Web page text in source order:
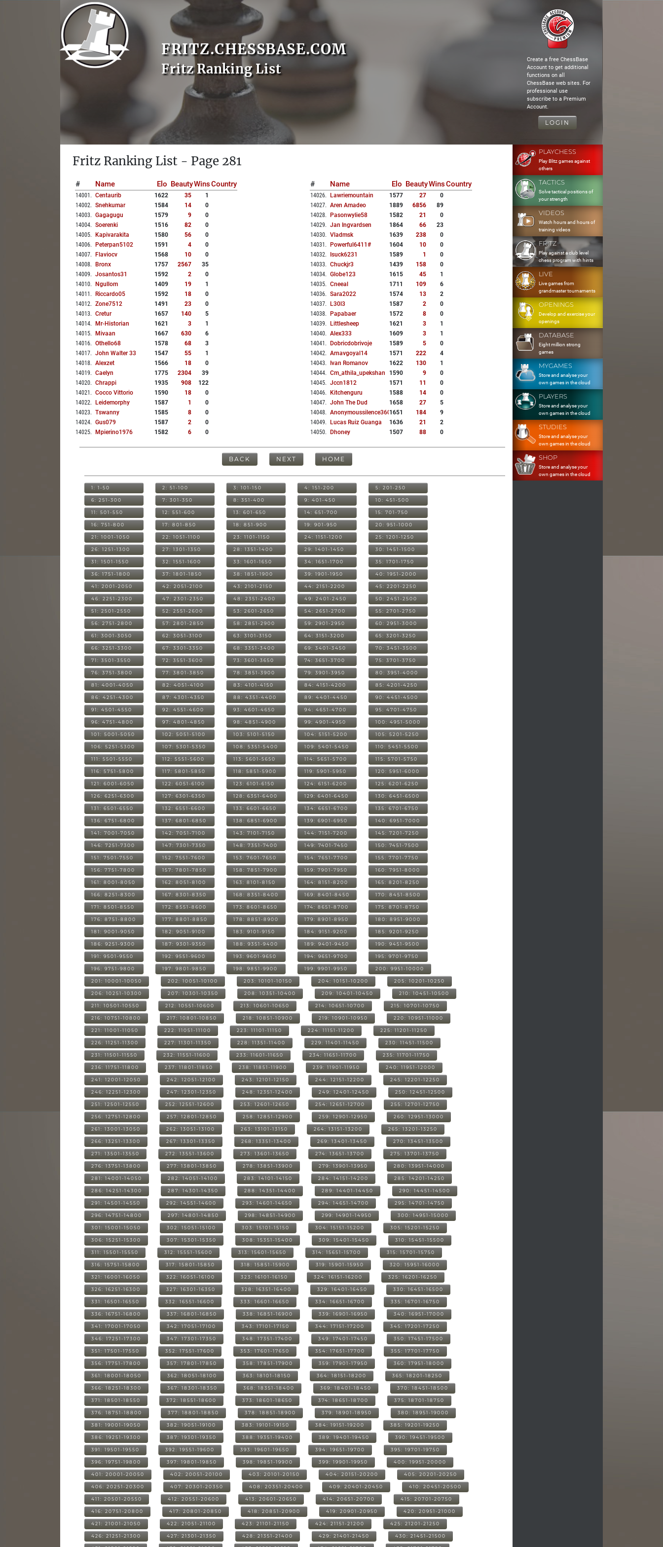
FRITZ.CHESSBASE.COM
Fritz Ranking List
Create a free ChessBase
Account to get additional
functions on all
ChessBase web sites. For
professional use
subscribe to a Premium
Account.
LOGIN
Fritz Ranking List - Page 281
# Name Elo BeautyWinsCountry
14001 . Centaurib 1622 35
1
14002. Snehkumar 1584 14
0
14003. Gagagugu 1579 9
0
14004. Soerenki 1516 82
0
14005. Kapivarakita 1580 56
0
14006. Peterpan5102 1591 4
0
14007. Flaviocv 1568 10
0
14008. Bronx 1757 2567
35
14009. Josantos31 1592 2
0
14010. Ngullom 1409 19
1
14011 . Riccardo05 1592 18
0
14012. Zone7512 1491 23
0
14013. Cretur 1657 140
5
14014. Mr-Historian 1621 3
1
14015. Mivaan 1667 630
6
14016. Othello68 1578 68
3
14017. John Walter 33 1547 55
1
14018. Alexzet 1566 18
0
14019. Caelyn 1775 2304
39
14020. Chrappi 1935 908
122
14021 . Cocco Vittorio 1590 18
0
14022. Leidemorphy 1587 1
0
14023. Tswanny 1585 8
0
14024. Gus079 1587 2
0
14025. Mpierino1976 1582 6 0
# Name Elo BeautyWinsCountry
14026. Lawriemountain 1577 27
0
14027. Aren Amadeo 1889 6856
89
14028. Pasonwylie58 1582 21
0
14029. Jan Ingvardsen 1864 66
23
14030. Vladmsk 1639 238
0
14031 . Powerful6411# 1604 10
0
14032. Isuck6231 1589 1
0
14033. Chuckjr3 1439 158
0
14034. Globe123 1615 45
1
14035. Cneeal 1711 109
6
14036. Sara2022 1574 13
2
14037. L30l3 1587 2
0
14038. Papabaer 1572 8
0
14039. Littlesheep 1621 3
1
14040. Alex333 1609 3
1
14041 . Dobricdobrivoje 1589 5
0
14042. Arnavgoyal14 1571 222
4
14043. Ivan Romanov 1622 130
1
14044. Cm_athila_upekshan 1590 9
0
14045. Jccn1812 1571 11
0
14046. Kitchenguru 1588 14
0
14047. John The Dud 1658 27
5
14048. Anonymoussilence36031651 184
9
14049. Lucas Ruiz Guanga 1636 21
2
14050. Dhoney 1507 88 0
BACK NEXT HOME
1: 1-50 2: 51-100 3: 101-150 4: 151-200 5: 201-250
6: 251-300 7: 301-350 8: 351-400 9: 401-450 10: 451-500
11: 501-550 12: 551-600 13: 601-650 14: 651-700 15: 701-750
16: 751-800 17: 801-850 18: 851-900 19: 901-950 20: 951-1000
21: 1001-1050 22: 1051-1100 23: 1101-1150 24: 1151-1200 25: 1201-1250
26: 1251-1300 27: 1301-1350 28: 1351-1400 29: 1401-1450 30: 1451-1500
31: 1501-1550 32: 1551-1600 33: 1601-1650 34: 1651-1700 35: 1701-1750
36: 1751-1800 37: 1801-1850 38: 1851-1900 39: 1901-1950 40: 1951-2000
41: 2001-2050 42: 2051-2100 43: 2101-2150 44: 2151-2200 45: 2201-2250
46: 2251-2300 47: 2301-2350 48: 2351-2400 49: 2401-2450 50: 2451-2500
51: 2501-2550 52: 2551-2600 53: 2601-2650 54: 2651-2700 55: 2701-2750
56: 2751-2800 57: 2801-2850 58: 2851-2900 59: 2901-2950 60: 2951-3000
61: 3001-3050 62: 3051-3100 63: 3101-3150 64: 3151-3200 65: 3201-3250
66: 3251-3300 67: 3301-3350 68: 3351-3400 69: 3401-3450 70: 3451-3500
71: 3501-3550 72: 3551-3600 73: 3601-3650 74: 3651-3700 75: 3701-3750
76: 3751-3800 77: 3801-3850 78: 3851-3900 79: 3901-3950 80: 3951-4000
81: 4001-4050 82: 4051-4100 83: 4101-4150 84: 4151-4200 85: 4201-4250
86: 4251-4300 87: 4301-4350 88: 4351-4400 89: 4401-4450 90: 4451-4500
91: 4501-4550 92: 4551-4600 93: 4601-4650 94: 4651-4700 95: 4701-4750
96: 4751-4800 97: 4801-4850 98: 4851-4900 99: 4901-4950 100: 4951-5000
101: 5001-5050 102: 5051-5100 103: 5101-5150 104: 5151-5200 105: 5201-5250
106: 5251-5300 107: 5301-5350 108: 5351-5400 109: 5401-5450 110: 5451-5500
111: 5501-5550 112: 5551-5600 113: 5601-5650 114: 5651-5700 115: 5701-5750
116: 5751-5800 117: 5801-5850 118: 5851-5900 119: 5901-5950 120: 5951-6000
121: 6001-6050 122: 6051-6100 123: 6101-6150 124: 6151-6200 125: 6201-6250
126: 6251-6300 127: 6301-6350 128: 6351-6400 129: 6401-6450 130: 6451-6500
131: 6501-6550 132: 6551-6600 133: 6601-6650 134: 6651-6700 135: 6701-6750
136: 6751-6800 137: 6801-6850 138: 6851-6900 139: 6901-6950 140: 6951-7000
141: 7001-7050 142: 7051-7100 143: 7101-7150 144: 7151-7200 145: 7201-7250
146: 7251-7300 147: 7301-7350 148: 7351-7400 149: 7401-7450 150: 7451-7500
151: 7501-7550 152: 7551-7600 153: 7601-7650 154: 7651-7700 155: 7701-7750
156: 7751-7800 157: 7801-7850 158: 7851-7900 159: 7901-7950 160: 7951-8000
161: 8001-8050 162: 8051-8100 163: 8101-8150 164: 8151-8200 165: 8201-8250
166: 8251-8300 167: 8301-8350 168: 8351-8400 169: 8401-8450 170: 8451-8500
171: 8501-8550 172: 8551-8600 173: 8601-8650 174: 8651-8700 175: 8701-8750
176: 8751-8800 177: 8801-8850 178: 8851-8900 179: 8901-8950 180: 8951-9000
181: 9001-9050 182: 9051-9100 183: 9101-9150 184: 9151-9200 185: 9201-9250
186: 9251-9300 187: 9301-9350 188: 9351-9400 189: 9401-9450 190: 9451-9500
191: 9501-9550 192: 9551-9600 193: 9601-9650 194: 9651-9700 195: 9701-9750
196: 9751-9800 197: 9801-9850 198: 9851-9900 199: 9901-9950 200: 9951-10000
201: 10001-10050 202: 10051-10100 203: 10101-10150 204: 10151-10200 205: 10201-10250
206: 10251-10300 207: 10301-10350 208: 10351-10400 209: 10401-10450 210: 10451-10500
211: 10501-10550 212: 10551-10600 213: 10601-10650 214: 10651-10700 215: 10701-10750
216: 10751-10800 217: 10801-10850 218: 10851-10900 219: 10901-10950 220: 10951-11000
221: 11001-11050 222: 11051-11100 223: 11101-11150 224: 11151-11200 225: 11201-11250
226: 11251-11300 227: 11301-11350 228: 11351-11400 229: 11401-11450 230: 11451-11500
231: 11501-11550 232: 11551-11600 233: 11601-11650 234: 11651-11700 235: 11701-11750
236: 11751-11800 237: 11801-11850 238: 11851-11900 239: 11901-11950 240: 11951-12000
241: 12001-12050 242: 12051-12100 243: 12101-12150 244: 12151-12200 245: 12201-12250
246: 12251-12300 247: 12301-12350 248: 12351-12400 249: 12401-12450 250: 12451-12500
251: 12501-12550 252: 12551-12600 253: 12601-12650 254: 12651-12700 255: 12701-12750
256: 12751-12800 257: 12801-12850 258: 12851-12900 259: 12901-12950 260: 12951-13000
261: 13001-13050 262: 13051-13100 263: 13101-13150 264: 13151-13200 265: 13201-13250
266: 13251-13300 267: 13301-13350 268: 13351-13400 269: 13401-13450 270: 13451-13500
271: 13501-13550 272: 13551-13600 273: 13601-13650 274: 13651-13700 275: 13701-13750
276: 13751-13800 277: 13801-13850 278: 13851-13900 279: 13901-13950 280: 13951-14000
281: 14001-14050 282: 14051-14100 283: 14101-14150 284: 14151-14200 285: 14201-14250
286: 14251-14300 287: 14301-14350 288: 14351-14400 289: 14401-14450 290: 14451-14500
291: 14501-14550 292: 14551-14600 293: 14601-14650 294: 14651-14700 295: 14701-14750
296: 14751-14800 297: 14801-14850 298: 14851-14900 299: 14901-14950 300: 14951-15000
301: 15001-15050 302: 15051-15100 303: 15101-15150 304: 15151-15200 305: 15201-15250
306: 15251-15300 307: 15301-15350 308: 15351-15400 309: 15401-15450 310: 15451-15500
311: 15501-15550 312: 15551-15600 313: 15601-15650 314: 15651-15700 315: 15701-15750
316: 15751-15800 317: 15801-15850 318: 15851-15900 319: 15901-15950 320: 15951-16000
321: 16001-16050 322: 16051-16100 323: 16101-16150 324: 16151-16200 325: 16201-16250
326: 16251-16300 327: 16301-16350 328: 16351-16400 329: 16401-16450 330: 16451-16500
331: 16501-16550 332: 16551-16600 333: 16601-16650 334: 16651-16700 335: 16701-16750
336: 16751-16800 337: 16801-16850 338: 16851-16900 339: 16901-16950 340: 16951-17000
341: 17001-17050 342: 17051-17100 343: 17101-17150 344: 17151-17200 345: 17201-17250
346: 17251-17300 347: 17301-17350 348: 17351-17400 349: 17401-17450 350: 17451-17500
351: 17501-17550 352: 17551-17600 353: 17601-17650 354: 17651-17700 355: 17701-17750
356: 17751-17800 357: 17801-17850 358: 17851-17900 359: 17901-17950 360: 17951-18000
361: 18001-18050 362: 18051-18100 363: 18101-18150 364: 18151-18200 365: 18201-18250
366: 18251-18300 367: 18301-18350 368: 18351-18400 369: 18401-18450 370: 18451-18500
371: 18501-18550 372: 18551-18600 373: 18601-18650 374: 18651-18700 375: 18701-18750
376: 18751-18800 377: 18801-18850 378: 18851-18900 379: 18901-18950 380: 18951-19000
381: 19001-19050 382: 19051-19100 383: 19101-19150 384: 19151-19200 385: 19201-19250
386: 19251-19300 387: 19301-19350 388: 19351-19400 389: 19401-19450 390: 19451-19500
391: 19501-19550 392: 19551-19600 393: 19601-19650 394: 19651-19700 395: 19701-19750
396: 19751-19800 397: 19801-19850 398: 19851-19900 399: 19901-19950 400: 19951-20000
401: 20001-20050 402: 20051-20100 403: 20101-20150 404: 20151-20200 405: 20201-20250
406: 20251-20300 407: 20301-20350 408: 20351-20400 409: 20401-20450 410: 20451-20500
411: 20501-20550 412: 20551-20600 413: 20601-20650 414: 20651-20700 415: 20701-20750
416: 20751-20800 417: 20801-20850 418: 20851-20900 419: 20901-20950 420: 20951-21000
421: 21001-21050 422: 21051-21100 423: 21101-21150 424: 21151-21200 425: 21201-21250
426: 21251-21300 427: 21301-21350 428: 21351-21400 429: 21401-21450 430: 21451-21500
PLAYCHESS
Play Blitz games against
others
TACTICS
Solve tactical positions of
your strength
VIDEOS
Watch hours and hours of
training videos
FRITZ
Play against a club level
chess program with hints
LIVE
Live games from
grandmaster tournaments
OPENINGS
Develop and exercise your
openings
DATABASE
Eight million strong
games
MYGAMES
Store and analyse your
own games in the cloud
PLAYERS
Store and analyse your
own games in the cloud
STUDIES
Store and analyse your
own games in the cloud
SHOP
Store and analyse your
own games in the cloud